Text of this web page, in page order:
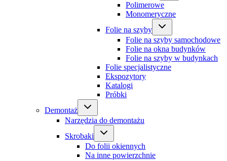
Polimerowe
Monomeryczne
Folie na szyby
Folie na szyby samochodowe
Folie na okna budynków
Folie na szyby w budynkach
Folie specjalistyczne
Ekspozytory
Katalogi
Próbki
Demontaż
Narzędzia do demontażu
Skrobaki
Do folii okiennych
Na inne powierzchnie